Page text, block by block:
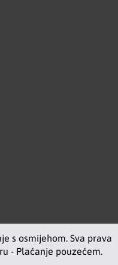
s osmijehom. Sva prava
- Plaćanje pouzećem.